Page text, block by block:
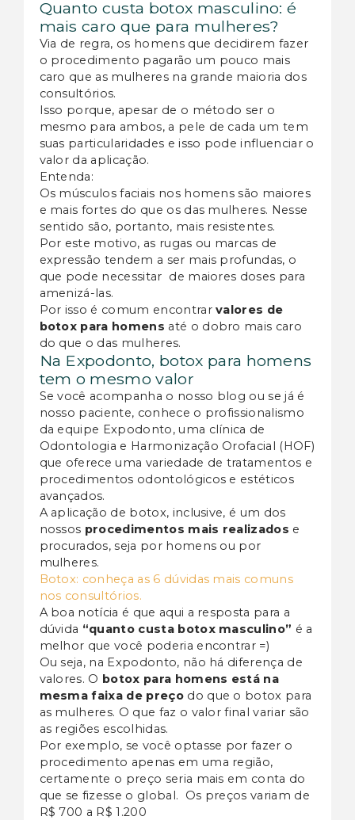
Quanto custa botox masculino: é
mais caro que para mulheres?
Via de regra, os homens que decidirem fazer
o procedimento pagarão um pouco mais
caro que as mulheres na grande maioria dos
consultórios.
Isso porque, apesar de o método ser o
mesmo para ambos, a pele de cada um tem
suas particularidades e isso pode influenciar o
valor da aplicação.
Entenda:
Os músculos faciais nos homens são maiores
e mais fortes do que os das mulheres. Nesse
sentido são, portanto, mais resistentes.
Por este motivo, as rugas ou marcas de
expressão tendem a ser mais profundas, o
que pode necessitar de maiores doses para
amenizá-las.
Por isso é comum encontrarvalores de
botox para homens até o dobro mais caro
do que o das mulheres.
Na Expodonto, botox para homens
tem o mesmo valor
Se você acompanha o nosso blog ou se já é
nosso paciente, conhece o profissionalismo
da equipe Expodonto, uma clínica de
Odontologia e Harmonização Orofacial (HOF)
que oferece uma variedade de tratamentos e
procedimentos odontológicos e estéticos
avançados.
A aplicação de botox, inclusive, é um dos
nossos procedimentos mais realizados e
procurados, seja por homens ou por
mulheres.
Botox: conheça as 6 dúvidas mais comuns
nos consultórios.
A boa notícia é que aqui a resposta para a
dúvida “quanto custa botox masculino” é a
melhor que você poderia encontrar =)
Ou seja, na Expodonto, não há diferença de
valores. O botox para homens está na
mesma faixa de preçodo que o botox para
as mulheres. O que faz o valor final variar são
as regiões escolhidas.
Por exemplo, se você optasse por fazer o
procedimento apenas em uma região,
certamente o preço seria mais em conta do
que se fizesse o global. Os preços variam de
R$ 700 a R$ 1.200